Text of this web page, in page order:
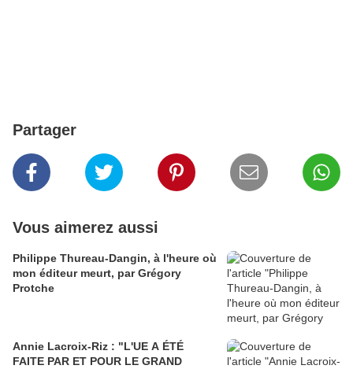
Partager
Vous aimerez aussi
Philippe Thureau-Dangin, à l'heure où
mon éditeur meurt, par Grégory
Protche
Annie Lacroix-Riz : "L'UE A ÉTÉ
FAITE PAR ET POUR LE GRAND